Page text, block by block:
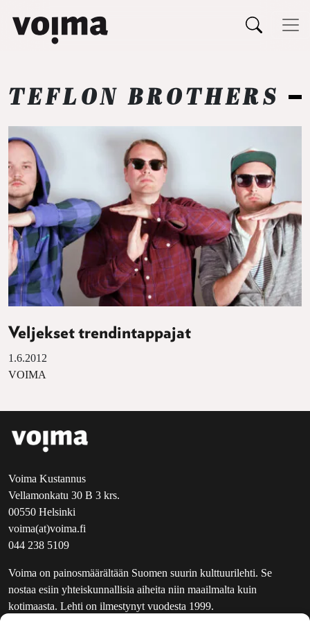
Päävalikko
TEFLON BROTHERS
Veljekset trendintappajat
1.6.2012
VOIMA
Voima Kustannus
Vellamonkatu 30 B 3 krs.
00550 Helsinki
voima(at)voima.fi
044 238 5109
Voima on painosmäärältään Suomen suurin kulttuurilehti. Se
nostaa esiin yhteiskunnallisia aiheita niin maailmalta kuin
kotimaasta. Lehti on ilmestynyt vuodesta 1999.